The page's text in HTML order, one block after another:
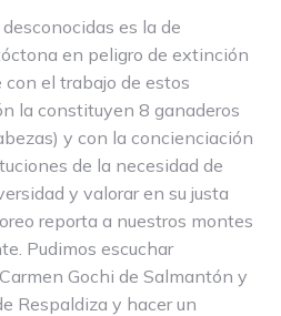
es la de
en peligro de extinción
el trabajo de estos
la constituyen 8 ganaderos
y con la concienciación
de la necesidad de
y valorar en su justa
reporta a nuestros montes
Pudimos escuchar
Gochi de Salmantón y
Respaldiza y hacer un